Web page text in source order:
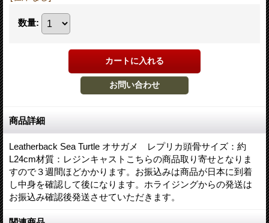
数量:
商品詳細
Leatherback Sea Turtle オサガメ レプリカ頭骨サイズ：約
L24cm材質：レジンキャストこちらの商品取り寄せとなりま
すので３週間ほどかかります。お振込みは商品が日本に到着
し中身を確認して後になります。ホライジングからの発送は
お振込み確認後発送させていただきます。